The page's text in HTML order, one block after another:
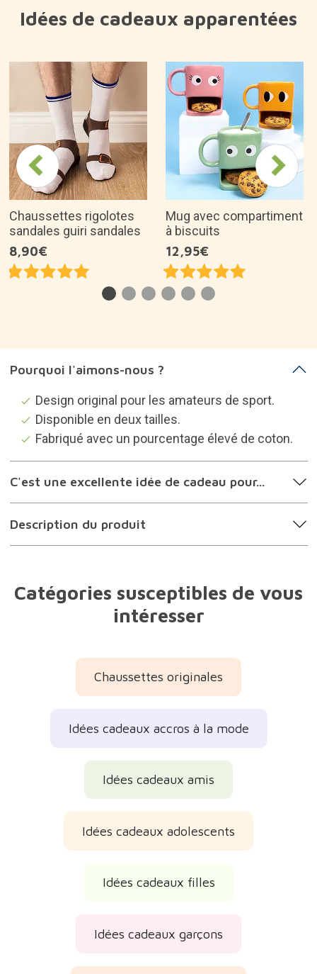
Idées de cadeaux apparentées
Chaussettes rigolotes
sandales guiri sandales
8,90€
Mug avec compartiment
à biscuits
12,95€
Pourquoi l'aimons-nous ?
Design original pour les amateurs de sport.
Disponible en deux tailles.
Fabriqué avec un pourcentage élevé de coton.
C'est une excellente idée de cadeau pour...
Description du produit
Catégories susceptibles de vous
intéresser
Chaussettes originales
Idées cadeaux accros à la mode
Idées cadeaux amis
Idées cadeaux adolescents
Idées cadeaux filles
Idées cadeaux garçons